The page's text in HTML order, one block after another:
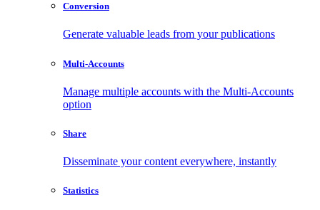
Conversion
Generate valuable leads from your publications
Multi-Accounts
Manage multiple accounts with the Multi-Accounts
option
Share
Disseminate your content everywhere, instantly
Statistics